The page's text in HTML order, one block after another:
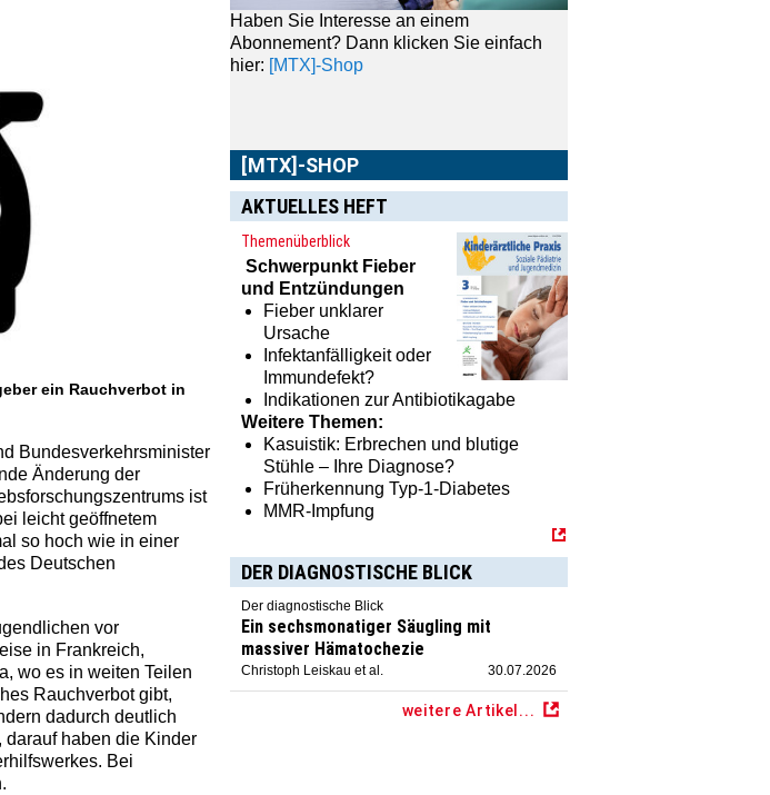
ein Rauchverbot in
Bundesverkehrsminister
Änderung der
ist
leicht geöffnetem
so hoch wie in einer
Deutschen
vor
in Frankreich,
wo es in weiten Teilen
Rauchverbot gibt,
dadurch deutlich
haben die Kinder
Bei
Haben Sie Interesse an einem
Abonnement? Dann klicken Sie einfach
hier: [MTX]-Shop
[MTX]-SHOP
AKTUELLES HEFT
Themenüberblick
Schwerpunkt Fieber
und Entzündungen
Fieber unklarer
Ursache
Infektanfälligkeit oder
Immundefekt?
Indikationen zur Antibiotikagabe
Weitere Themen:
Kasuistik: Erbrechen und blutige
Stühle – Ihre Diagnose?
Früherkennung Typ-1-Diabetes
MMR-Impfung
DER DIAGNOSTISCHE BLICK
Der diagnostische Blick
Ein sechsmonatiger Säugling mit
massiver Hämatochezie
Christoph Leiskau et al. 30.07.2026
weitere Artikel...